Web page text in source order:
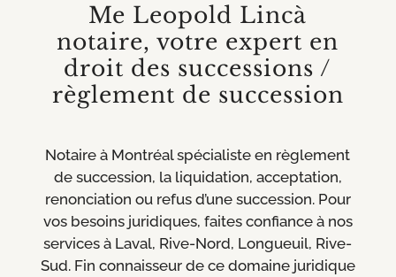
Me Leopold Lincà
notaire, votre expert en
droit des successions /
règlement de succession
Notaire à Montréal spécialiste en règlement
de succession, la liquidation, acceptation,
renonciation ou refus d’une succession. Pour
vos besoins juridiques, faites confiance à nos
services à Laval, Rive-Nord, Longueuil, Rive-
Sud. Fin connaisseur de ce domaine juridique